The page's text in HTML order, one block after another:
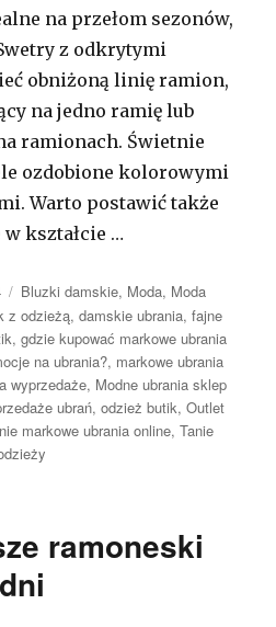
na przełom sezonów,
z odkrytymi
obniżoną linię ramion,
na jedno ramię lub
ramionach. Świetnie
ozdobione kolorowymi
Warto postawić także
kształcie …
Kategorie
Bluzki damskie, Moda, Moda
z odzieżą,damskie ubrania,fajne
,gdzie kupować markowe ubrania
na ubrania?, markowe ubrania
wyprzedaże, Modne ubrania sklep
ubrań,odzież butik,Outlet
markowe ubrania online,Tanie
ramoneski